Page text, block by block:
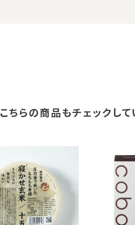
こちらの商品もチェックし